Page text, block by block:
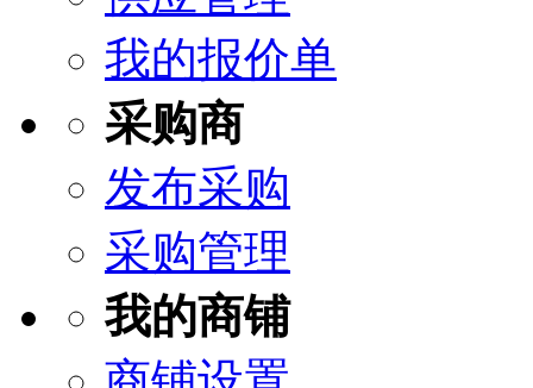
我的报价单
采购商
发布采购
采购管理
我的商铺